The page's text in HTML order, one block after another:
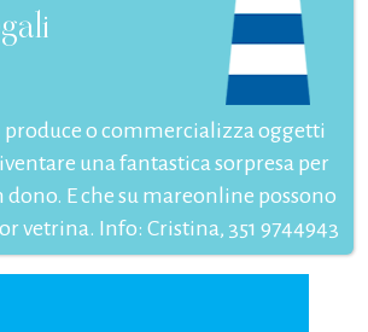
produce o commercializza oggetti
una fantastica sorpresa per
E che su mareonline possono
vetrina. Info: Cristina, 351 9744943